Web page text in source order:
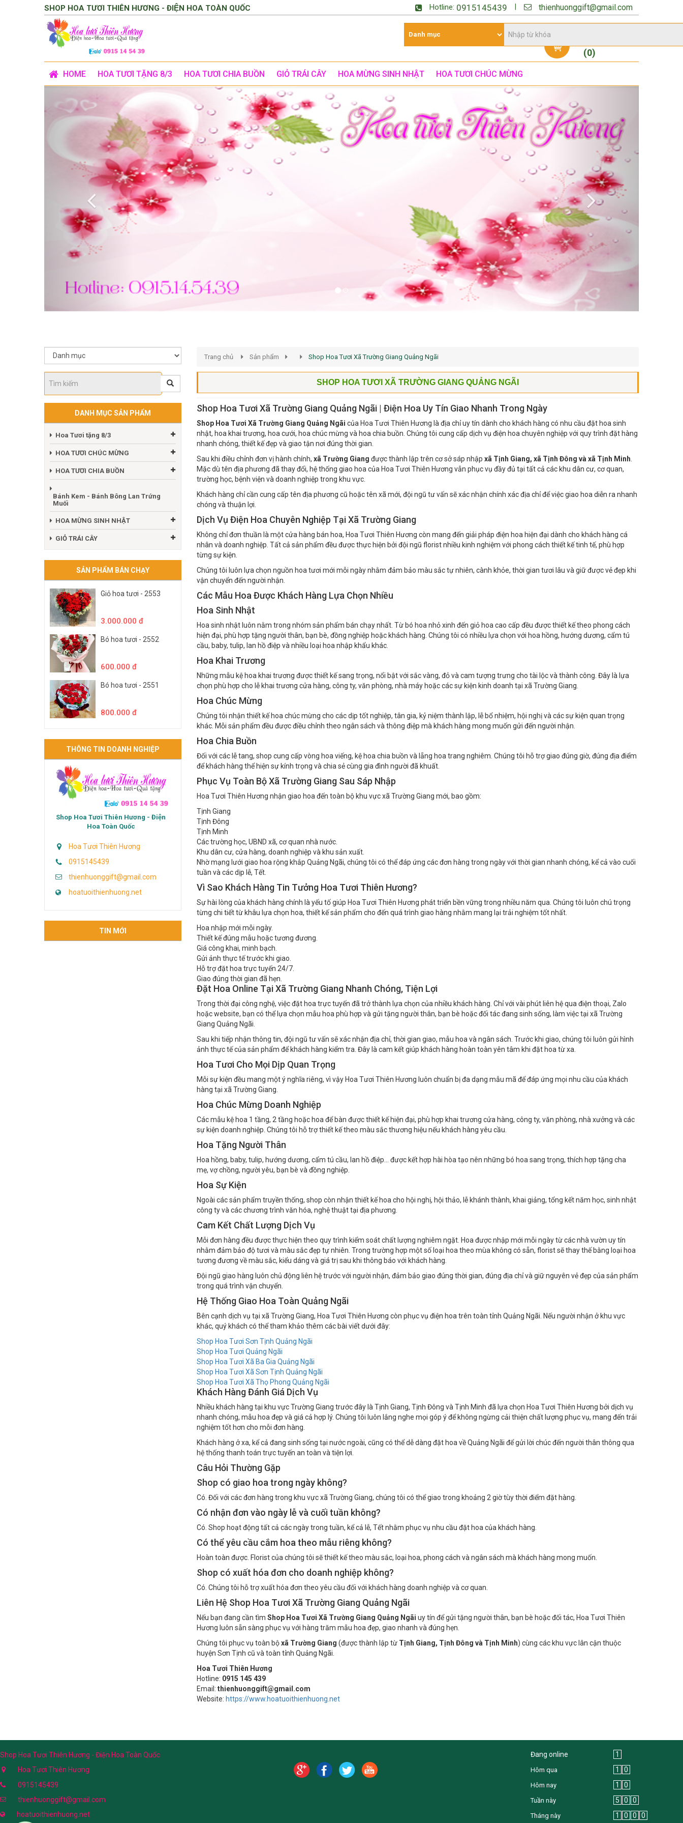
SHOP HOA TƯƠI THIÊN HƯƠNG - ĐIỆN HOA TOÀN QUỐC Hotline: 0915145439 thienhuonggift@gmail.com
(0)
HOME HOA TƯƠI TẶNG 8/3 HOA TƯƠI CHIA BUỒN GIỎ TRÁI CÂY HOA MỪNG SINH NHẬT HOA TƯƠI CHÚC MỪNG
Previous
DANH MỤC SẢN PHẨM
Hoa Tươi tặng 8/3
HOA TƯƠI CHÚC MỪNG
HOA TƯƠI CHIA BUỒN
Bánh Kem - Bánh Bông Lan Trứng
Muối
HOA MỪNG SINH NHẬT
GIỎ TRÁI CÂY
SẢN PHẨM BÁN CHẠY
Giỏ hoa tươi - 2553
3.000.000 đ
Bó hoa tươi - 2552
600.000 đ
Bó hoa tươi - 2551
800.000 đ
THÔNG TIN DOANH NGHIỆP
Shop Hoa Tươi Thiên Hương - Điện
Hoa Toàn Quốc
Hoa Tươi Thiên Hương
0915145439
thienhuonggift@gmail.com
hoatuoithienhuong.net
TIN MỚI
Trang chủ Sản phẩm Shop Hoa Tươi Xã Trường Giang Quảng Ngãi
SHOP HOA TƯƠI XÃ TRƯỜNG GIANG QUẢNG NGÃI
Shop Hoa Tươi Xã Trường Giang Quảng Ngãi | Điện Hoa Uy Tín Giao Nhanh Trong Ngày
Shop Hoa Tươi Xã Trường Giang Quảng Ngãi của Hoa Tươi Thiên Hương là địa chỉ uy tín dành cho khách hàng có nhu cầu đặt hoa sinh
nhật, hoa khai trương, hoa cưới, hoa chúc mừng và hoa chia buồn. Chúng tôi cung cấp dịch vụ điện hoa chuyên nghiệp với quy trình đặt hàng
nhanh chóng, thiết kế đẹp và giao tận nơi đúng thời gian.
Sau khi điều chỉnh đơn vị hành chính, xã Trường Giang được thành lập trên cơ sở sáp nhập xã Tịnh Giang, xã Tịnh Đông và xã Tịnh Minh
Mặc dù tên địa phương đã thay đổi, hệ thống giao hoa của Hoa Tươi Thiên Hương vẫn phục vụ đầy đủ tại tất cả các khu dân cư, cơ quan,
trường học, bệnh viện và doanh nghiệp trong khu vực.
Khách hàng chỉ cần cung cấp tên địa phương cũ hoặc tên xã mới, đội ngũ tư vấn sẽ xác nhận chính xác địa chỉ để việc giao hoa diễn ra nhanh
chóng và thuận lợi.
Dịch Vụ Điện Hoa Chuyên Nghiệp Tại Xã Trường Giang
Không chỉ đơn thuần là một cửa hàng bán hoa, Hoa Tươi Thiên Hương còn mang đến giải pháp điện hoa hiện đại dành cho khách hàng cá
nhân và doanh nghiệp. Tất cả sản phẩm đều được thực hiện bởi đội ngũ florist nhiều kinh nghiệm với phong cách thiết kế tinh tế, phù hợp
từng sự kiện.
Chúng tôi luôn lựa chọn nguồn hoa tươi mới mỗi ngày nhằm đảm bảo màu sắc tự nhiên, cành khỏe, thời gian tươi lâu và giữ được vẻ đẹp khi
vận chuyển đến người nhận.
Các Mẫu Hoa Được Khách Hàng Lựa Chọn Nhiều
Hoa Sinh Nhật
Hoa sinh nhật luôn nằm trong nhóm sản phẩm bán chạy nhất. Từ bó hoa nhỏ xinh đến giỏ hoa cao cấp đều được thiết kế theo phong cách
hiện đại, phù hợp tặng người thân, bạn bè, đồng nghiệp hoặc khách hàng. Chúng tôi có nhiều lựa chọn với hoa hồng, hướng dương, cẩm tú
cầu, baby, tulip, lan hồ điệp và nhiều loại hoa nhập khẩu khác.
Hoa Khai Trương
Những mẫu kệ hoa khai trương được thiết kế sang trọng, nổi bật với sắc vàng, đỏ và cam tượng trưng cho tài lộc và thành công. Đây là lựa
chọn phù hợp cho lễ khai trương cửa hàng, công ty, văn phòng, nhà máy hoặc các sự kiện kinh doanh tại xã Trường Giang.
Hoa Chúc Mừng
Chúng tôi nhận thiết kế hoa chúc mừng cho các dịp tốt nghiệp, tân gia, kỷ niệm thành lập, lễ bổ nhiệm, hội nghị và các sự kiện quan trọng
khác. Mỗi sản phẩm đều được điều chỉnh theo ngân sách và thông điệp mà khách hàng mong muốn gửi đến người nhận.
Hoa Chia Buồn
Đối với các lễ tang, shop cung cấp vòng hoa viếng, kệ hoa chia buồn và lẵng hoa trang nghiêm. Chúng tôi hỗ trợ giao đúng giờ, đúng địa điểm
để khách hàng thể hiện sự kính trọng và chia sẻ cùng gia đình người đã khuất.
Phục Vụ Toàn Bộ Xã Trường Giang Sau Sáp Nhập
Hoa Tươi Thiên Hương nhận giao hoa đến toàn bộ khu vực xã Trường Giang mới, bao gồm:
Tịnh Giang
Tịnh Đông
Tịnh Minh
Các trường học, UBND xã, cơ quan nhà nước.
Khu dân cư, cửa hàng, doanh nghiệp và khu sản xuất.
Nhờ mạng lưới giao hoa rộng khắp Quảng Ngãi, chúng tôi có thể đáp ứng các đơn hàng trong ngày với thời gian nhanh chóng, kể cả vào cuối
tuần và các dịp lễ, Tết.
Vì Sao Khách Hàng Tin Tưởng Hoa Tươi Thiên Hương?
Sự hài lòng của khách hàng chính là yếu tố giúp Hoa Tươi Thiên Hương phát triển bền vững trong nhiều năm qua. Chúng tôi luôn chú trọng
từng chi tiết từ khâu lựa chọn hoa, thiết kế sản phẩm cho đến quá trình giao hàng nhằm mang lại trải nghiệm tốt nhất.
Hoa nhập mới mỗi ngày.
Thiết kế đúng mẫu hoặc tương đương.
Giá công khai, minh bạch.
Gửi ảnh thực tế trước khi giao.
Hỗ trợ đặt hoa trực tuyến 24/7.
Giao đúng thời gian đã hẹn.
Đặt Hoa Online Tại Xã Trường Giang Nhanh Chóng, Tiện Lợi
Trong thời đại công nghệ, việc đặt hoa trực tuyến đã trở thành lựa chọn của nhiều khách hàng. Chỉ với vài phút liên hệ qua điện thoại, Zalo
hoặc website, bạn có thể lựa chọn mẫu hoa phù hợp và gửi tặng người thân, bạn bè hoặc đối tác đang sinh sống, làm việc tại xã Trường
Giang Quảng Ngãi.
Sau khi tiếp nhận thông tin, đội ngũ tư vấn sẽ xác nhận địa chỉ, thời gian giao, mẫu hoa và ngân sách. Trước khi giao, chúng tôi luôn gửi hình
ảnh thực tế của sản phẩm để khách hàng kiểm tra. Đây là cam kết giúp khách hàng hoàn toàn yên tâm khi đặt hoa từ xa.
Hoa Tươi Cho Mọi Dịp Quan Trọng
Mỗi sự kiện đều mang một ý nghĩa riêng, vì vậy Hoa Tươi Thiên Hương luôn chuẩn bị đa dạng mẫu mã để đáp ứng mọi nhu cầu của khách
hàng tại xã Trường Giang.
Hoa Chúc Mừng Doanh Nghiệp
Các mẫu kệ hoa 1 tầng, 2 tầng hoặc hoa để bàn được thiết kế hiện đại, phù hợp khai trương cửa hàng, công ty, văn phòng, nhà xưởng và các
sự kiện doanh nghiệp. Chúng tôi hỗ trợ thiết kế theo màu sắc thương hiệu nếu khách hàng yêu cầu.
Hoa Tặng Người Thân
Hoa hồng, baby, tulip, hướng dương, cẩm tú cầu, lan hồ điệp... được kết hợp hài hòa tạo nên những bó hoa sang trọng, thích hợp tặng cha
mẹ, vợ chồng, người yêu, bạn bè và đồng nghiệp.
Hoa Sự Kiện
Ngoài các sản phẩm truyền thống, shop còn nhận thiết kế hoa cho hội nghị, hội thảo, lễ khánh thành, khai giảng, tổng kết năm học, sinh nhật
công ty và các chương trình văn hóa, nghệ thuật tại địa phương.
Cam Kết Chất Lượng Dịch Vụ
Mỗi đơn hàng đều được thực hiện theo quy trình kiểm soát chất lượng nghiêm ngặt. Hoa được nhập mới mỗi ngày từ các nhà vườn uy tín
nhằm đảm bảo độ tươi và màu sắc đẹp tự nhiên. Trong trường hợp một số loại hoa theo mùa không có sẵn, florist sẽ thay thế bằng loại hoa
tương đương về màu sắc, kiểu dáng và giá trị sau khi thông báo với khách hàng.
Đội ngũ giao hàng luôn chủ động liên hệ trước với người nhận, đảm bảo giao đúng thời gian, đúng địa chỉ và giữ nguyên vẻ đẹp của sản phẩm
trong quá trình vận chuyển.
Hệ Thống Giao Hoa Toàn Quảng Ngãi
Bên cạnh dịch vụ tại xã Trường Giang, Hoa Tươi Thiên Hương còn phục vụ điện hoa trên toàn tỉnh Quảng Ngãi. Nếu người nhận ở khu vực
khác, quý khách có thể tham khảo thêm các bài viết dưới đây:
Shop Hoa Tươi Sơn Tịnh Quảng Ngãi
Shop Hoa Tươi Quảng Ngãi
Shop Hoa Tươi Xã Ba Gia Quảng Ngãi
Shop Hoa Tươi Xã Sơn Tịnh Quảng Ngãi
Shop Hoa Tươi Xã Thọ Phong Quảng Ngãi
Khách Hàng Đánh Giá Dịch Vụ
Nhiều khách hàng tại khu vực Trường Giang trước đây là Tịnh Giang, Tịnh Đông và Tịnh Minh đã lựa chọn Hoa Tươi Thiên Hương bởi dịch vụ
nhanh chóng, mẫu hoa đẹp và giá cả hợp lý. Chúng tôi luôn lắng nghe mọi góp ý để không ngừng cải thiện chất lượng phục vụ, mang đến trải
nghiệm tốt hơn cho mỗi đơn hàng.
Khách hàng ở xa, kể cả đang sinh sống tại nước ngoài, cũng có thể dễ dàng đặt hoa về Quảng Ngãi để gửi lời chúc đến người thân thông qua
hệ thống thanh toán trực tuyến an toàn và tiện lợi.
Câu Hỏi Thường Gặp
Shop có giao hoa trong ngày không?
Có. Đối với các đơn hàng trong khu vực xã Trường Giang, chúng tôi có thể giao trong khoảng 2 giờ tùy thời điểm đặt hàng.
Có nhận đơn vào ngày lễ và cuối tuần không?
Có. Shop hoạt động tất cả các ngày trong tuần, kể cả lễ, Tết nhằm phục vụ nhu cầu đặt hoa của khách hàng.
Có thể yêu cầu cắm hoa theo mẫu riêng không?
Hoàn toàn được. Florist của chúng tôi sẽ thiết kế theo màu sắc, loại hoa, phong cách và ngân sách mà khách hàng mong muốn.
Shop có xuất hóa đơn cho doanh nghiệp không?
Có. Chúng tôi hỗ trợ xuất hóa đơn theo yêu cầu đối với khách hàng doanh nghiệp và cơ quan.
Liên Hệ Shop Hoa Tươi Xã Trường Giang Quảng Ngãi
Nếu bạn đang cần tìm Shop Hoa Tươi Xã Trường Giang Quảng Ngãi uy tín để gửi tặng người thân, bạn bè hoặc đối tác, Hoa Tươi Thiên
Hương luôn sẵn sàng phục vụ với hàng trăm mẫu hoa đẹp, giao nhanh và đúng hẹn.
Chúng tôi phục vụ toàn bộxã Trường Giang (được thành lập từ Tịnh Giang, Tịnh Đông và Tịnh Minh) cùng các khu vực lân cận thuộc
huyện Sơn Tịnh cũ và toàn tỉnh Quảng Ngãi.
Hoa Tươi Thiên Hương
Hotline: 0915 145 439
Email: thienhuonggift@gmail.com
Website: https://www.hoatuoithienhuong.net
Shop Hoa Tươi Thiên Hương - Điện Hoa Toàn Quốc
Hoa Tươi Thiên Hương
0915145439
thienhuonggift@gmail.com
hoatuoithienhuong.net
Đang online 1
Hôm qua 1 0
Hôm nay 1 0
Tuần này 5 0 0
Tháng này 1 0 0 0